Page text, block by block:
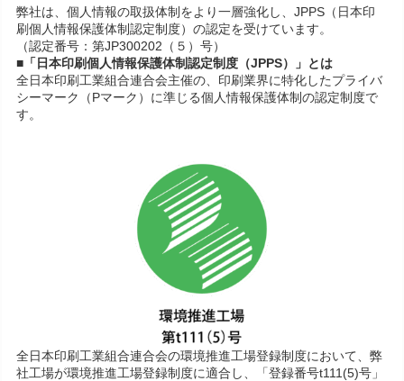
弊社は、個人情報の取扱体制をより一層強化し、JPPS（日本印
刷個人情報保護体制認定制度）の認定を受けています。
（認定番号：第JP300202（５）号）
■「日本印刷個人情報保護体制認定制度（JPPS）」とは
全日本印刷工業組合連合会主催の、印刷業界に特化したプライバ
シーマーク（Pマーク）に準じる個人情報保護体制の認定制度で
す。
全日本印刷工業組合連合会の環境推進工場登録制度において、弊
社工場が環境推進工場登録制度に適合し、「登録番号t111(5)号」